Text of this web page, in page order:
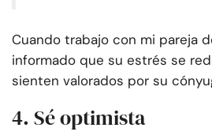
Cuando trabajo con mi pareja
informado que su estrés se
sienten valorados por su
4. Sé optimista